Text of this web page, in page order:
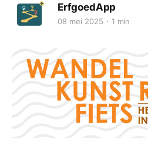
ErfgoedApp
08 mei 2025 1 min